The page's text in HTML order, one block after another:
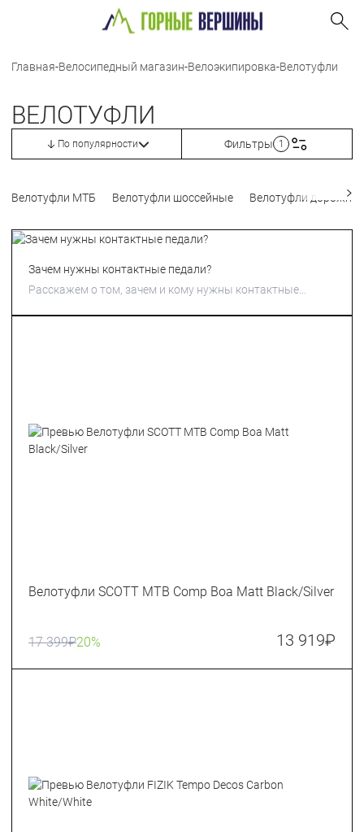
Главная-Велосипедный магазин-Велоэкипировка-Велотуфли
ВЕЛОТУФЛИ
По популярности Фильтры 1
Велотуфли МТБ Велотуфли шоссейные Велотуфли
Зачем нужны контактные педали?
Расскажем о том, зачем и кому нужны контактные
Велотуфли SCOTT MTB Comp Boa Matt Black/Silver
17 399₽20% 13 919₽